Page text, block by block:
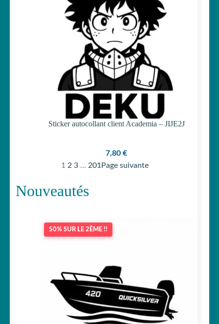
Sticker autocollant client Academia – JIJE2J
7,80 €
1 2 3 … 201 Page suivante
Nouveautés
50% SUR LE 2ÈME !!